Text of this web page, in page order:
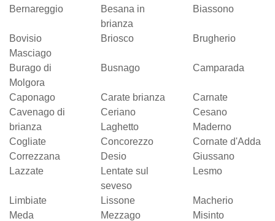
Bernareggio
Besana in
brianza
Biassono
Bovisio
Masciago
Briosco Brugherio
Burago di
Molgora
Busnago Camparada
Caponago Carate brianza
Carnate
Cavenago di
brianza
Ceriano
Laghetto
Cesano
Maderno
Cogliate
Concorezzo
Cornate d'Adda
Correzzana
Desio
Giussano
Lazzate
Lentate sul
seveso
Lesmo
Limbiate Lissone
Macherio
Meda
Mezzago
Misinto